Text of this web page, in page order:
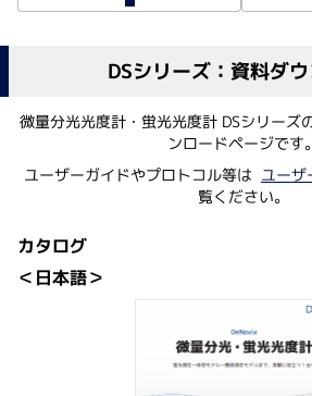
DSシリーズ：資料ダ
微量分光光度計・蛍光光度計 DSシリーズ
ンロードページです。
ユーザーガイドやプロトコル等は ユーザ
覧ください。
カタログ
＜日本語＞